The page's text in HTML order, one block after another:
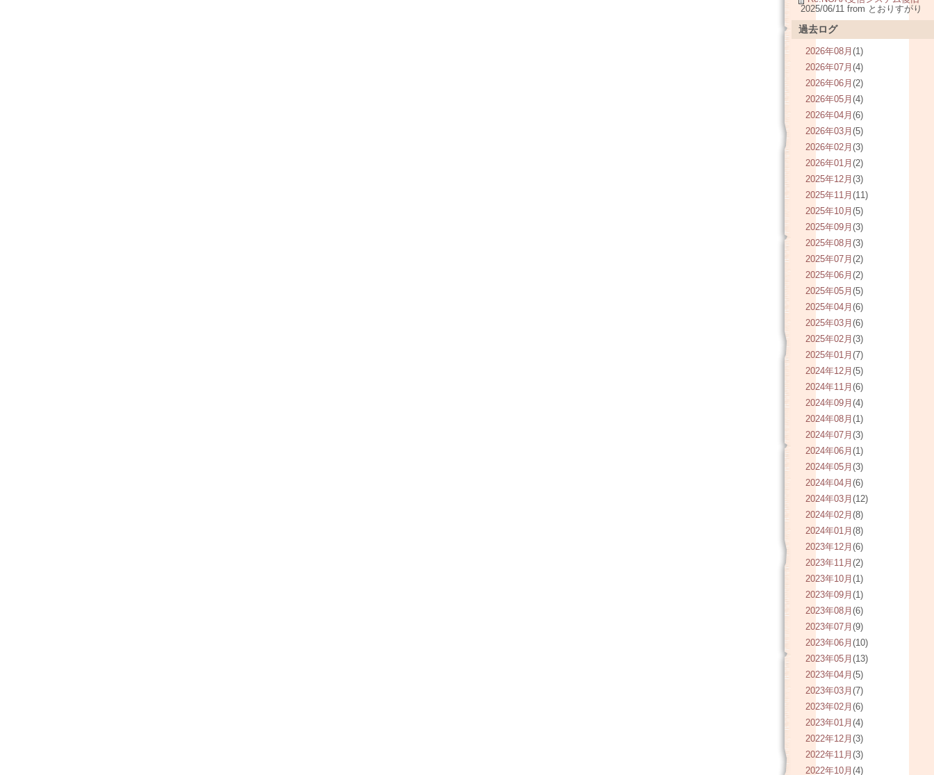
2025/06/11 from とおりすがり
過去ログ
2026年08月 (1)
2026年07月 (4)
2026年06月 (2)
2026年05月 (4)
2026年04月 (6)
2026年03月 (5)
2026年02月 (3)
2026年01月 (2)
2025年12月 (3)
2025年11月 (11)
2025年10月 (5)
2025年09月 (3)
2025年08月 (3)
2025年07月 (2)
2025年06月 (2)
2025年05月 (5)
2025年04月 (6)
2025年03月 (6)
2025年02月 (3)
2025年01月 (7)
2024年12月 (5)
2024年11月 (6)
2024年09月 (4)
2024年08月 (1)
2024年07月 (3)
2024年06月 (1)
2024年05月 (3)
2024年04月 (6)
2024年03月 (12)
2024年02月 (8)
2024年01月 (8)
2023年12月 (6)
2023年11月 (2)
2023年10月 (1)
2023年09月 (1)
2023年08月 (6)
2023年07月 (9)
2023年06月 (10)
2023年05月 (13)
2023年04月 (5)
2023年03月 (7)
2023年02月 (6)
2023年01月 (4)
2022年12月 (3)
2022年11月 (3)
2022年10月 (4)